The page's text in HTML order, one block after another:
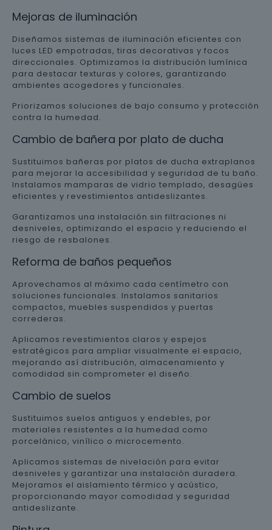
Mejoras de iluminación
Diseñamos sistemas de iluminación eficientes con
luces LED empotradas, tiras decorativas y focos
direccionales. Optimizamos la distribución lumínica
para destacar texturas y colores, garantizando
ambientes acogedores y funcionales.
Priorizamos soluciones de bajo consumo y protección
contra la humedad.
Cambio de bañera por plato de ducha
Sustituimos bañeras por platos de ducha extraplanos
para mejorar la accesibilidad y seguridad de tu baño.
Instalamos mamparas de vidrio templado, desagües
eficientes y revestimientos antideslizantes.
Garantizamos una instalación sin filtraciones ni
desniveles, optimizando el espacio y reduciendo el
riesgo de resbalones.
Reforma de baños pequeños
Aprovechamos al máximo cada centímetro con
soluciones funcionales. Instalamos sanitarios
compactos, muebles suspendidos y puertas
correderas.
Aplicamos revestimientos claros y espejos
estratégicos para ampliar visualmente el espacio,
mejorando así distribución, almacenamiento y
comodidad sin comprometer el diseño.
Cambio de suelos
Sustituimos suelos antiguos y endebles, por
materiales resistentes a la humedad como
porcelánico, vinílico o microcemento.
Aplicamos sistemas de nivelación para evitar
desniveles y garantizar una instalación duradera.
Mejoramos el aislamiento térmico y acústico,
proporcionando mayor comodidad y seguridad
antideslizante.